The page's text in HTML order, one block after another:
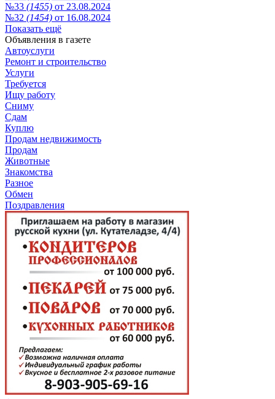
№33 (1455) от 23.08.2024
№32 (1454) от 16.08.2024
Показать ещё
Объявления в газете
Автоуслуги
Ремонт и строительство
Услуги
Требуется
Ищу работу
Сниму
Сдам
Куплю
Продам недвижимость
Продам
Животные
Знакомства
Разное
Обмен
Поздравления